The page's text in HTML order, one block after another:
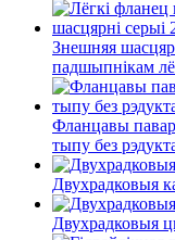
Знешняя
падшыпнікам
Фланцавы
тыпу без
Двухрадковыя
Двухрадковыя